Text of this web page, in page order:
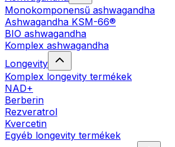
Monokomponensű ashwagandha
Ashwagandha KSM-66®
BIO ashwagandha
Komplex ashwagandha
Longevity
Komplex longevity termékek
NAD+
Berberin
Rezveratrol
Kvercetin
Egyéb longevity termékek